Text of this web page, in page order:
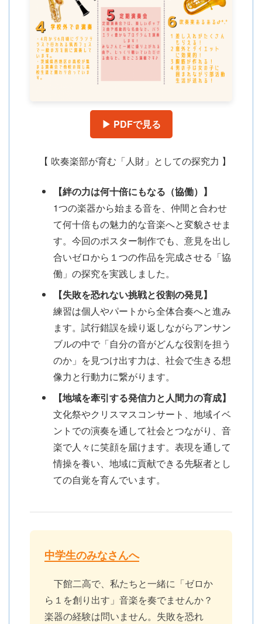
▶ PDFで見る
【 吹奏楽部が育む「人財」としての探究力 】
【絆の力は何十倍にもなる（協働）】
1つの楽器から始まる音を、仲間と合わせ
て何十倍もの魅力的な音楽へと変貌させま
す。今回のポスター制作でも、意見を出し
合いゼロから１つの作品を完成させる「協
働」の探究を実践しました。
【失敗を恐れない挑戦と役割の発見】
練習は個人やパートから全体合奏へと進み
ます。試行錯誤を繰り返しながらアンサン
ブルの中で「自分の音がどんな役割を担う
のか」を見つけ出す力は、社会で生きる想
像力と行動力に繋がります。
【地域を牽引する発信力と人間力の育成】
文化祭やクリスマスコンサート、地域イベ
ントでの演奏を通して社会とつながり、音
楽で人々に笑顔を届けます。表現を通して
情操を養い、地域に貢献できる先駆者とし
ての自覚を育んでいます。
中学生のみなさんへ
下館二高で、私たちと一緒に「ゼロか
ら１を創り出す」音楽を奏でませんか？
楽器の経験は問いません。失敗を恐れ